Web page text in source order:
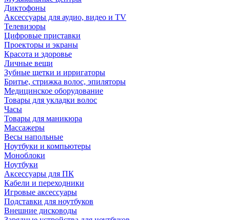
Диктофоны
Аксессуары для аудио, видео и TV
Телевизоры
Цифровые приставки
Проекторы и экраны
Красота и здоровье
Личные вещи
Зубные щетки и ирригаторы
Бритье, стрижка волос, эпиляторы
Медицинское оборудование
Товары для укладки волос
Часы
Товары для маникюра
Массажеры
Весы напольные
Ноутбуки и компьютеры
Моноблоки
Ноутбуки
Аксессуары для ПК
Кабели и переходники
Игровые аксессуары
Подставки для ноутбуков
Внешние дисководы